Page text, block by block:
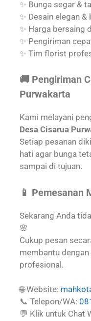
✨ Bunga segar &
✨ Desain elegan
✨ Harga bersaing
✨ Pengiriman
✨ Tim florist
🚚 Pengiriman
Purwakarta
Kami melayani
Desa Cisarua
Setiap pesanan
hati agar bunga
sampai di tujuan.
📱 Pemesanan
Sekarang Anda
🌸
Cukup pesan
membantu dengan
profesional.
🌐 Website:
📞 Telepon/WA:
💬 Klik untuk Chat